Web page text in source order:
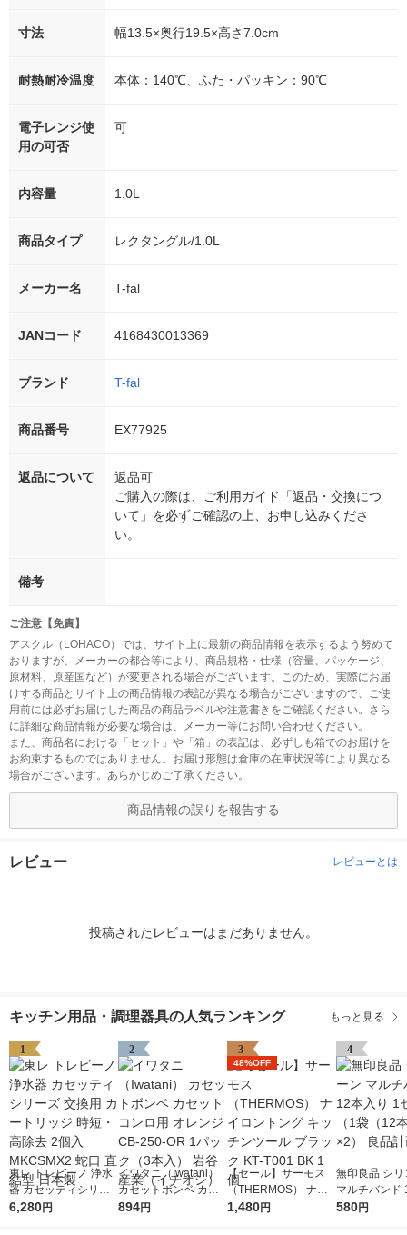
寸法 幅13.5×奥行19.5×高さ7.0cm
耐熱耐冷温度 本体：140℃、ふた・パッキン：90℃
電子レンジ使
用の可否
可
内容量 1.0L
商品タイプ レクタングル/1.0L
メーカー名 T-fal
JANコード 4168430013369
ブランド T-fal
商品番号 EX77925
返品について
返品可
ご購入の際は、ご利用ガイド「返品・交換につ
いて」を必ずご確認の上、お申し込みくださ
い。
備考
ご注意【免責】
アスクル（LOHACO）では、サイト上に最新の商品情報を表示するよう努めて
おりますが、メーカーの都合等により、商品規格・仕様（容量、パッケージ、
原材料、原産国など）が変更される場合がございます。このため、実際にお届
けする商品とサイト上の商品情報の表記が異なる場合がございますので、ご使
用前には必ずお届けした商品の商品ラベルや注意書きをご確認ください。さら
に詳細な商品情報が必要な場合は、メーカー等にお問い合わせください。
また、商品名における「セット」や「箱」の表記は、必ずしも箱でのお届けを
お約束するものではありません。お届け形態は倉庫の在庫状況等により異なる
場合がございます。あらかじめご了承ください。
商品情報の誤りを報告する
レビュー レビューとは
投稿されたレビューはまだありません。
キッチン用品・調理器具の人気ランキング もっと見る
1
東レ トレビーノ 浄水
器 カセッティシリー
ズ 交換用 カートリッ
6,280円
2
イワタニ（Iwatani）
カセットボンベ カセ
ットコンロ用 オレン
894円
3
48%OFF
【セール】サーモス
（THERMOS） ナイ
ロントング キッチン
1,480円
4
無印良品 シリ
マルチバンド
り 1セット（
580円